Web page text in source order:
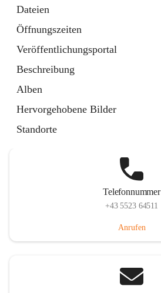
Dateien
Öffnungszeiten
Veröffentlichungsportal
Beschreibung
Alben
Hervorgehobene Bilder
Standorte
Telefonnummer
+43 5523 64511
Anrufen